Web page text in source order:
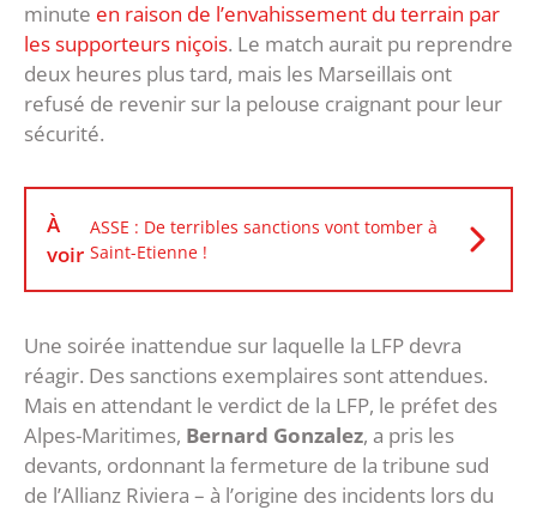
minute en raison de l’envahissement du terrain par
les supporteurs niçois. Le match aurait pu reprendre
deux heures plus tard, mais les Marseillais ont
refusé de revenir sur la pelouse craignant pour leur
sécurité.
À
voir
ASSE : De terribles sanctions vont tomber à
Saint-Etienne !
Une soirée inattendue sur laquelle la LFP devra
réagir. Des sanctions exemplaires sont attendues.
Mais en attendant le verdict de la LFP, le préfet des
Alpes-Maritimes, Bernard Gonzalez, a pris les
devants, ordonnant la fermeture de la tribune sud
de l’Allianz Riviera – à l’origine des incidents lors du